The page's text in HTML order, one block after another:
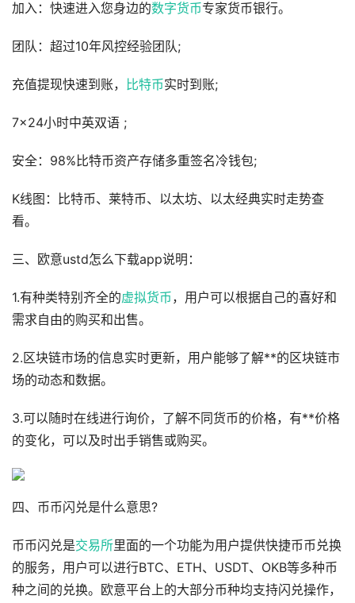
加入：快速进入您身边的数字货币专家货币银行。
团队：超过10年风控经验团队;
充值提现快速到账， 比特币实时到账;
7×24小时中英双语 ;
安全：98%比特币资产存储多重签名冷钱包;
K线图：比特币、莱特币、以太坊、以太经典实时走势查
看。
三、欧意ustd怎么下载app说明：
1.有种类特别齐全的虚拟货币，用户可以根据自己的喜好和
需求自由的购买和出售。
2.区块链市场的信息实时更新，用户能够了解**的区块链市
场的动态和数据。
3.可以随时在线进行询价，了解不同货币的价格，有**价格
的变化，可以及时出手销售或购买。
四、币币闪兑是什么意思?
币币闪兑是交易所里面的一个功能为用户提供快捷币币兑换
的服务，用户可以进行BTC、ETH、USDT、OKB等多种币
种之间的兑换。欧意平台上的大部分币种均支持闪兑操作，